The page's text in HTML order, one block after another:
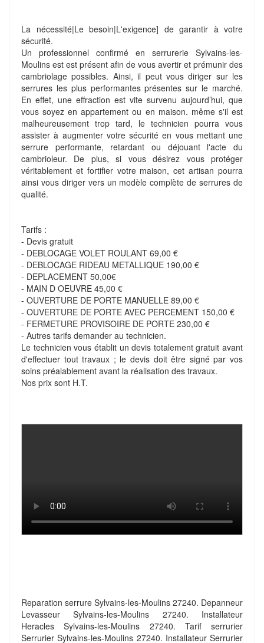
La nécessité|Le besoin|L'exigence] de garantir à votre
sécurité.
Un professionnel confirmé en serrurerie Sylvains-les-
Moulins est est présent afin de vous avertir et prémunir des
cambriolage possibles. Ainsi, il peut vous diriger sur les
serrures les plus performantes présentes sur le marché.
En effet, une effraction est vite survenu aujourd’hui, que
vous soyez en appartement ou en maison. même s'il est
malheureusement trop tard, le technicien pourra vous
assister à augmenter votre sécurité en vous mettant une
serrure performante, retardant ou déjouant l'acte du
cambrioleur. De plus, si vous désirez vous protéger
véritablement et fortifier votre maison, cet artisan pourra
ainsi vous diriger vers un modèle complète de serrures de
qualité.
Tarifs :
- Devis gratuit
- DEBLOCAGE VOLET ROULANT 69,00 €
- DEBLOCAGE RIDEAU METALLIQUE 190,00 €
- DEPLACEMENT 50,00€
- MAIN D OEUVRE 45,00 €
- OUVERTURE DE PORTE MANUELLE 89,00 €
- OUVERTURE DE PORTE AVEC PERCEMENT 150,00 €
- FERMETURE PROVISOIRE DE PORTE 230,00 €
- Autres tarifs demander au technicien.
Le technicien vous établit un devis totalement gratuit avant
d'effectuer tout travaux ; le devis doit être signé par vos
soins préalablement avant la réalisation des travaux.
Nos prix sont H.T.
Reparation serrure Sylvains-les-Moulins 27240. Depanneur
Levasseur Sylvains-les-Moulins 27240. Installateur
Heracles Sylvains-les-Moulins 27240. Tarif serrurier
Serrurier Sylvains-les-Moulins 27240. Installateur Serrurier